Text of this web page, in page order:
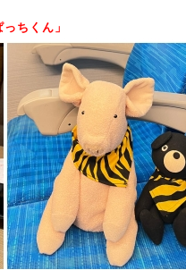
ちくん」